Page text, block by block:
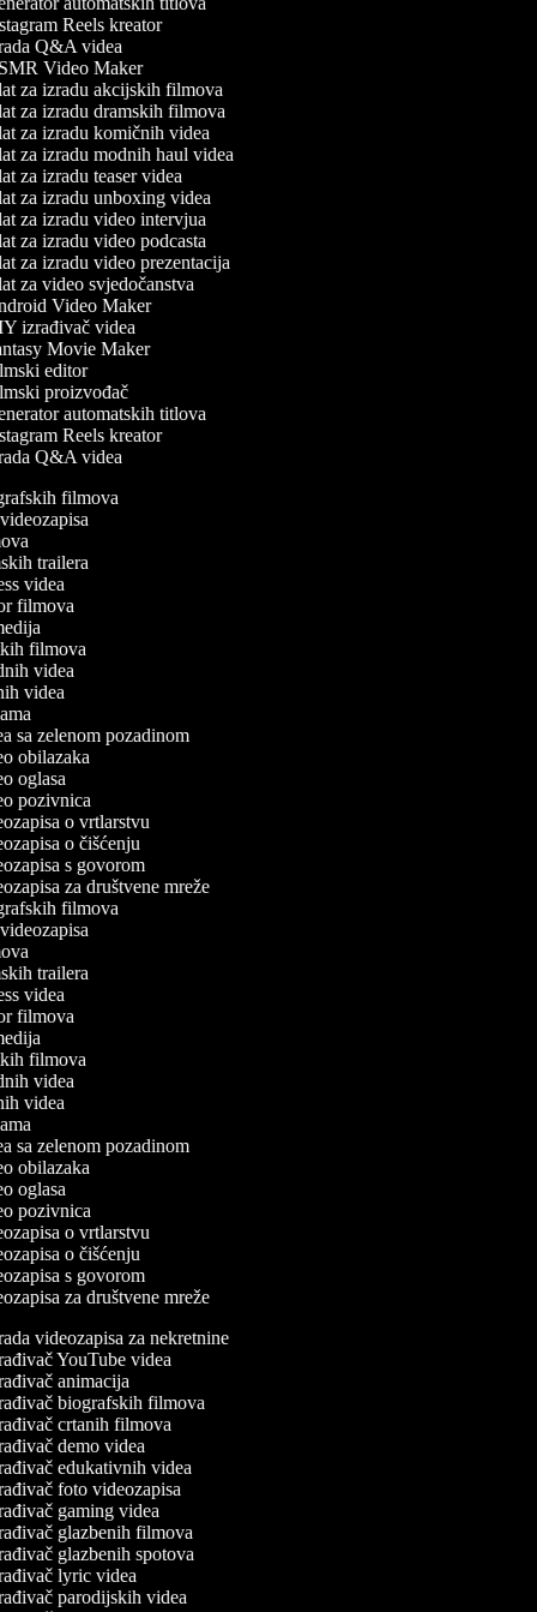
Reels kreator
Q&A videa
Video Maker
za izradu akcijskih filmova
za izradu dramskih filmova
za izradu komičnih videa
za izradu modnih haul videa
za izradu teaser videa
za izradu unboxing videa
za izradu video intervjua
za izradu video podcasta
za izradu video prezentacija
za video svjedočanstva
Video Maker
izrađivač videa
Movie Maker
editor
proizvođač
automatskih titlova
Reels kreator
Q&A videa
filmova
trailera
videa
filmova
filmova
videa
videa
sa zelenom pozadinom
obilazaka
oglasa
pozivnica
o vrtlarstvu
o čišćenju
s govorom
za društvene mreže
filmova
trailera
videa
filmova
filmova
videa
videa
sa zelenom pozadinom
obilazaka
oglasa
pozivnica
o vrtlarstvu
o čišćenju
s govorom
za društvene mreže
videozapisa za nekretnine
YouTube videa
animacija
biografskih filmova
crtanih filmova
demo videa
edukativnih videa
foto videozapisa
gaming videa
glazbenih filmova
glazbenih spotova
lyric videa
parodijskih videa